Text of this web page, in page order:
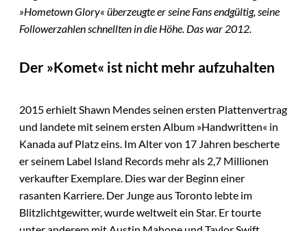
»Hometown Glory« überzeugte er seine Fans endgültig, seine
Followerzahlen schnellten in die Höhe. Das war 2012.
Der »Komet« ist nicht mehr aufzuhalten
2015 erhielt Shawn Mendes seinen ersten Plattenvertrag
und landete mit seinem ersten Album »Handwritten« in
Kanada auf Platz eins. Im Alter von 17 Jahren bescherte
er seinem Label Island Records mehr als 2,7 Millionen
verkaufter Exemplare. Dies war der Beginn einer
rasanten Karriere. Der Junge aus Toronto lebte im
Blitzlichtgewitter, wurde weltweit ein Star. Er tourte